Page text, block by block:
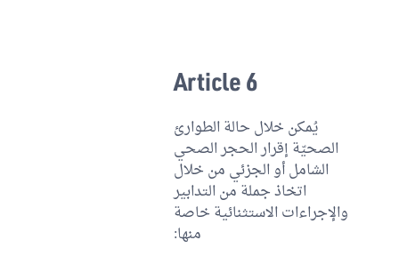
Article 6
يُمكن خلال حالة الطوارئ
الصحيّة إقرار الحجر الصحي
الشامل أو الجزئي من خلال
اتخاذ جملة من التدابير
والإجراءات الاستثنائية خاصة
منها: